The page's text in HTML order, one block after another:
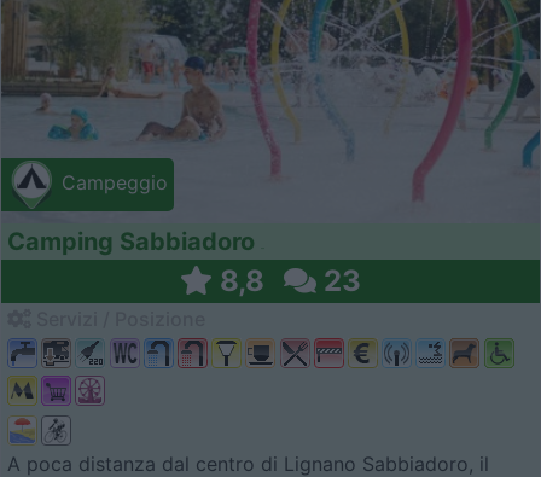
Campeggio
Camping Sabbiadoro
8,8 23
A poca distanza dal centro di Lignano Sabbiadoro, il